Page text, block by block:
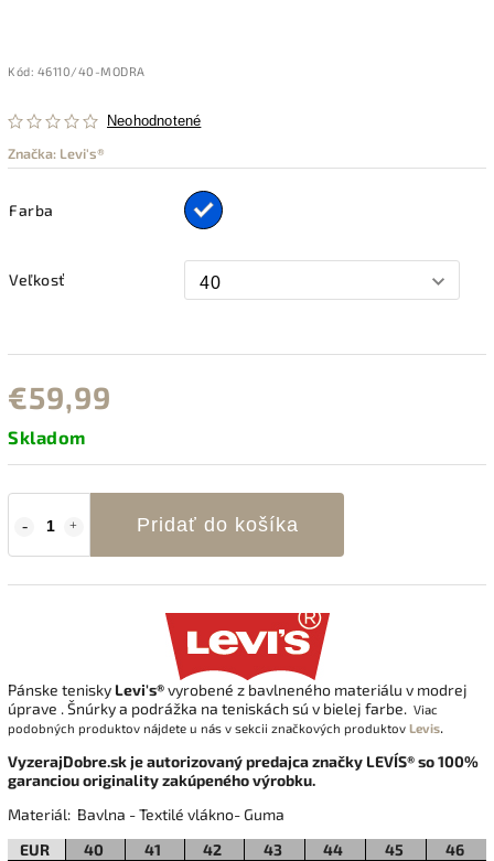
Kód: 46110/40-MODRA
Neohodnotené
Značka: Levi's®
Farba
Veľkosť
€59,99
Skladom
Pridať do košíka
Pánske tenisky Levi's®vyrobené z bavlneného materiálu v modrej
úprave . Šnúrky a podrážka na teniskách sú v bielej farbe. Viac
podobných produktov nájdete u nás v sekcii značkových produktov Levis.
VyzerajDobre.sk je autorizovaný predajca značky LEVI´S® so 100%
garanciou originality zakúpeného výrobku.
Materiál: Bavlna - Textilé vlákno- Guma
EUR
40 41 42 43 44 45
46